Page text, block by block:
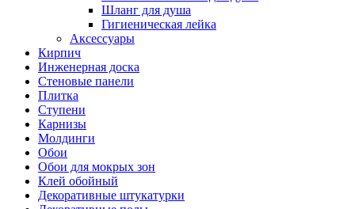
Шланг для душа
Гигиеническая лейка
Аксессуары
Кирпич
Инженерная доска
Стеновые панели
Плитка
Ступени
Карнизы
Молдинги
Обои
Обои для мокрых зон
Клей обойный
Декоративные штукатурки